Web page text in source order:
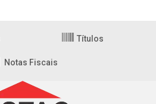
Títulos
Notas Fiscais